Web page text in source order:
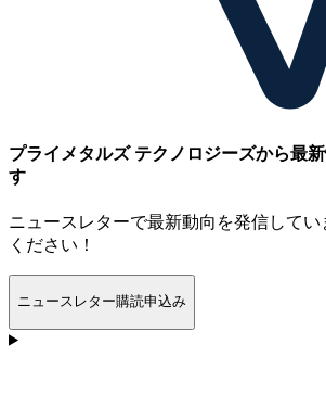
プライメタルズ テクノロジーズから最
す
ニュースレターで最新動向を発信して
ください！
ニュースレター購読申込み